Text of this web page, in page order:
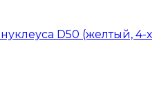
D50 (желтый, 4-х